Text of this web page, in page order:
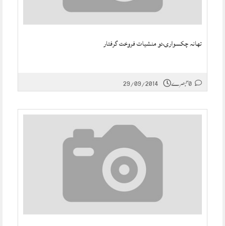
تھانہ چکسواری،دو منشیات فروخت گرفتار
29/09/2014